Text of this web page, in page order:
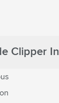
Clipper